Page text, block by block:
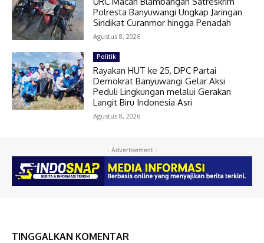
Polresta Banyuwangi Ungkap Jaringan
Sindikat Curanmor hingga Penadah
Agustus 8, 2026
Politik
Rayakan HUT ke 25, DPC Partai
Demokrat Banyuwangi Gelar Aksi
Peduli Lingkungan melalui Gerakan
Langit Biru Indonesia Asri
Agustus 8, 2026
- Advertisement -
TINGGALKAN KOMENTAR